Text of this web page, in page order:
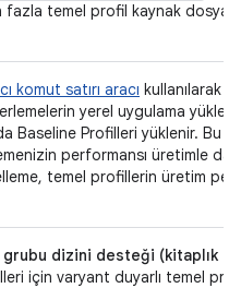
temel profil kaynak dosyası
komut satırı aracı kullanılarak
yerel uygulama
Baseline Profilleri yüklenir. Bu
performansı üretimle
temel profillerin üretim
grubu dizini desteği (kitaplık
için varyant duyarlı temel